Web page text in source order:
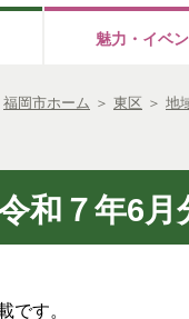
魅力・イベ
福岡市ホーム ＞ 東区 ＞ 地
和７年6月
です。